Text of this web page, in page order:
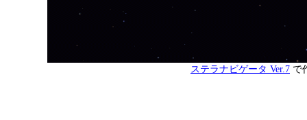
ステラナビゲータ Ver.7 で